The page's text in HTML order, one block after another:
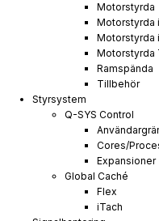
Motorstyrda
Motorstyrda
Motorstyrda
Motorstyrda
Ramspända
Tillbehör
Styrsystem
Q-SYS Control
Cores/
Expansioner
Global Caché
Flex
iTach